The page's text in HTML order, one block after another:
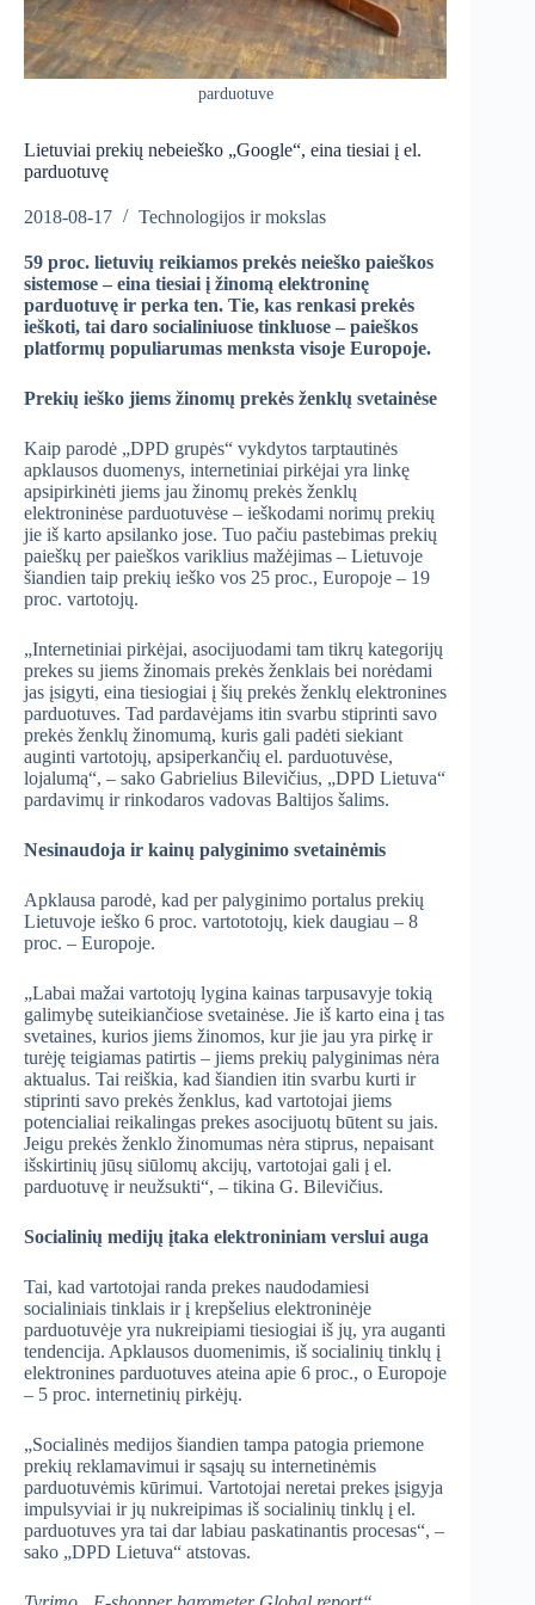
parduotuve
Lietuviai prekių nebeieško „Google“, eina tiesiai į el.
parduotuvę
2018-08-17 Technologijos ir mokslas
59 proc. lietuvių reikiamos prekės neieško paieškos
sistemose – eina tiesiai į žinomą elektroninę
parduotuvę ir perka ten. Tie, kas renkasi prekės
ieškoti, tai daro socialiniuose tinkluose – paieškos
platformų populiarumas menksta visoje Europoje.
Prekių ieško jiems žinomų prekės ženklų svetainėse
Kaip parodė „DPD grupės“ vykdytos tarptautinės
apklausos duomenys, internetiniai pirkėjai yra linkę
apsipirkinėti jiems jau žinomų prekės ženklų
elektroninėse parduotuvėse – ieškodami norimų prekių
jie iš karto apsilanko jose. Tuo pačiu pastebimas prekių
paieškų per paieškos variklius mažėjimas – Lietuvoje
šiandien taip prekių ieško vos 25 proc., Europoje – 19
proc. vartotojų.
„Internetiniai pirkėjai, asocijuodami tam tikrų kategorijų
prekes su jiems žinomais prekės ženklais bei norėdami
jas įsigyti, eina tiesiogiai į šių prekės ženklų elektronines
parduotuves. Tad pardavėjams itin svarbu stiprinti savo
prekės ženklų žinomumą, kuris gali padėti siekiant
auginti vartotojų, apsiperkančių el. parduotuvėse,
lojalumą“, – sako Gabrielius Bilevičius, „DPD Lietuva“
pardavimų ir rinkodaros vadovas Baltijos šalims.
Nesinaudoja ir kainų palyginimo svetainėmis
Apklausa parodė, kad per palyginimo portalus prekių
Lietuvoje ieško 6 proc. vartototojų, kiek daugiau – 8
proc. – Europoje.
„Labai mažai vartotojų lygina kainas tarpusavyje tokią
galimybę suteikiančiose svetainėse. Jie iš karto eina į tas
svetaines, kurios jiems žinomos, kur jie jau yra pirkę ir
turėję teigiamas patirtis – jiems prekių palyginimas nėra
aktualus. Tai reiškia, kad šiandien itin svarbu kurti ir
stiprinti savo prekės ženklus, kad vartotojai jiems
potencialiai reikalingas prekes asocijuotų būtent su jais.
Jeigu prekės ženklo žinomumas nėra stiprus, nepaisant
išskirtinių jūsų siūlomų akcijų, vartotojai gali į el.
parduotuvę ir neužsukti“, – tikina G. Bilevičius.
Socialinių medijų įtaka elektroniniam verslui auga
Tai, kad vartotojai randa prekes naudodamiesi
socialiniais tinklais ir į krepšelius elektroninėje
parduotuvėje yra nukreipiami tiesiogiai iš jų, yra auganti
tendencija. Apklausos duomenimis, iš socialinių tinklų į
elektronines parduotuves ateina apie 6 proc., o Europoje
– 5 proc. internetinių pirkėjų.
„Socialinės medijos šiandien tampa patogia priemone
prekių reklamavimui ir sąsajų su internetinėmis
parduotuvėmis kūrimui. Vartotojai neretai prekes įsigyja
impulsyviai ir jų nukreipimas iš socialinių tinklų į el.
parduotuves yra tai dar labiau paskatinantis procesas“, –
sako „DPD Lietuva“ atstovas.